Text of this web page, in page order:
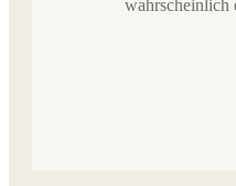
wahrscheinlich